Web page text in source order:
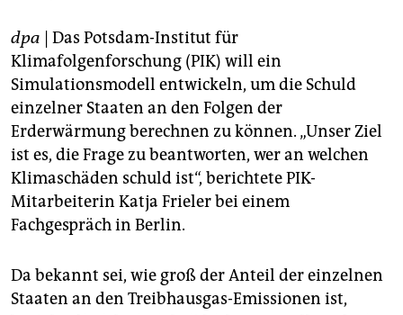
fragen & hilfe
unterstützen
abo
genossenschaft
epaper login
dpa | Das Potsdam-Institut für
Klimafolgenforschung (PIK) will ein
Simulationsmodell entwickeln, um die Schuld
einzelner Staaten an den Folgen der
Erderwärmung berechnen zu können. „Unser Ziel
ist es, die Frage zu beantworten, wer an welchen
Klimaschäden schuld ist“, berichtete PIK-
Mitarbeiterin Katja Frieler bei einem
Fachgespräch in Berlin.
Da bekannt sei, wie groß der Anteil der einzelnen
Staaten an den Treibhausgas-Emissionen ist,